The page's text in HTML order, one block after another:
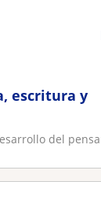
escritura y
del